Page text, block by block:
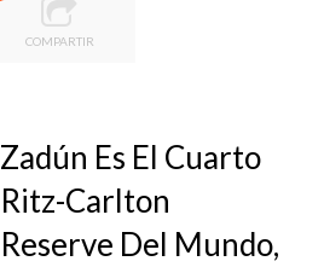
COMPARTIR
Zadún Es El Cuarto
Ritz-Carlton
Reserve Del Mundo,